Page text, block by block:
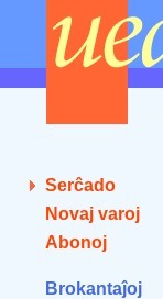
Serĉado
Novaj varoj
Abonoj
Brokantaĵoj